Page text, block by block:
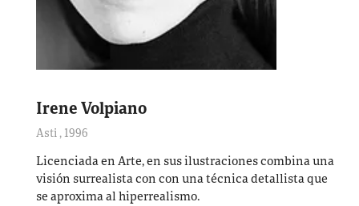
Irene Volpiano
Asti , 1996
Licenciada en Arte, en sus ilustraciones combina una
visión surrealista con con una técnica detallista que
se aproxima al hiperrealismo.